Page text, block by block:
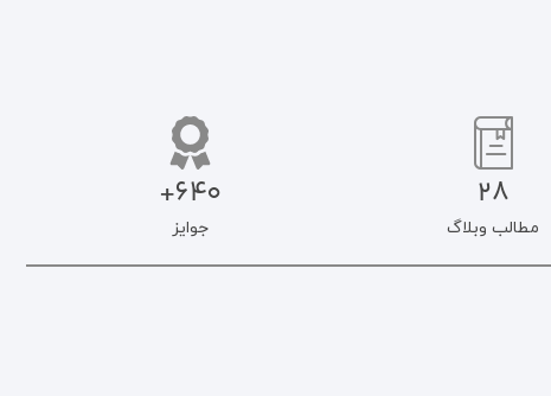
28
مطالب وبلاگ
640+
جوایز